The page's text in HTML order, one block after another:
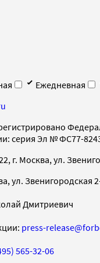
Ежедневная
серия Эл № ФС77-
г. Москва, ул.
ул. Звенигородская
Дмитриевич
press-
565-32-06